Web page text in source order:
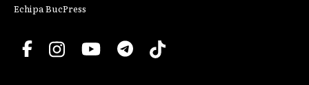
Echipa BucPress